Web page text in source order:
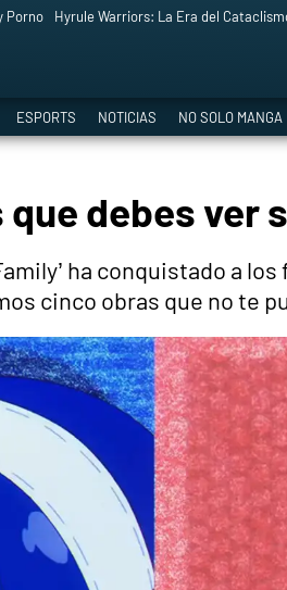
Porno Hyrule Warriors: La Era del
ESPORTS NOTICIAS NO SOLO MANGA
debes ver
ha conquistado a
cinco obras que no te